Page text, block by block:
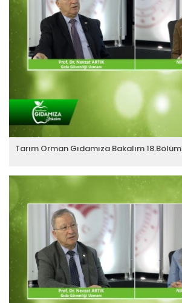
Tarım Orman Gıdamıza Bakalım 18.Bölüm